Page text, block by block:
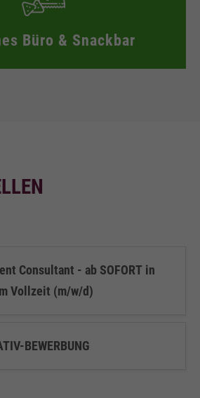
Büro & Snackbar
Consultant - ab SOFORT in
Vollzeit (m/w/d)
BEWERBUNG